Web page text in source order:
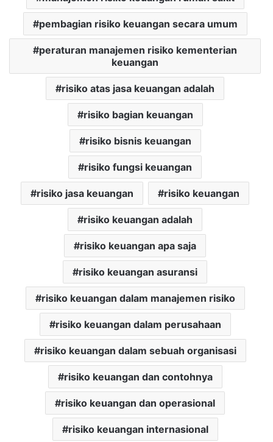
pembagian risiko keuangan secara umum
peraturan manajemen risiko kementerian
keuangan
risiko atas jasa keuangan adalah
risiko bagian keuangan
risiko bisnis keuangan
risiko fungsi keuangan
risiko jasa keuangan risiko keuangan
risiko keuangan adalah
risiko keuangan apa saja
risiko keuangan asuransi
risiko keuangan dalam manajemen risiko
risiko keuangan dalam perusahaan
risiko keuangan dalam sebuah organisasi
risiko keuangan dan contohnya
risiko keuangan dan operasional
risiko keuangan internasional